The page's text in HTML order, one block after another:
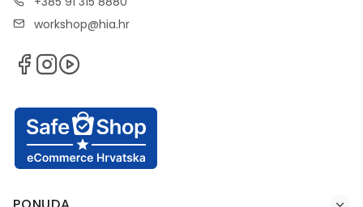
workshop@hia.hr